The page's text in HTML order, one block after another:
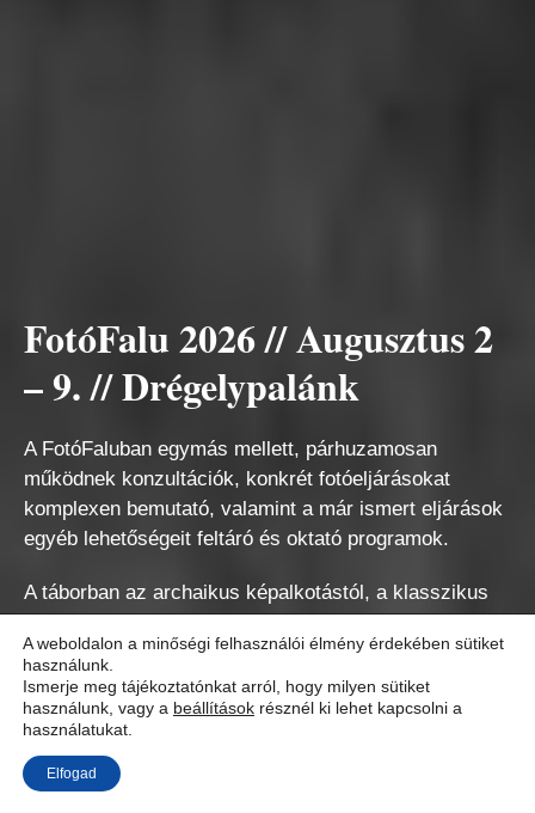
FotóFalu 2026 // Augusztus 2
– 9. // Drégelypalánk
A FotóFaluban egymás mellett, párhuzamosan
működnek konzultációk, konkrét fotóeljárásokat
komplexen bemutató, valamint a már ismert eljárások
egyéb lehetőségeit feltáró és oktató programok.
A táborban az archaikus képalkotástól, a klasszikus
analóg eljárásokon keresztül a digitális eszközökkel
való fényképezésig mindenki találhat érdeklődésének
megfelelő kurzust.
A weboldalon a minőségi felhasználói élmény érdekében sütiket
használunk.
Ismerje meg tájékoztatónkat arról, hogy milyen sütiket
használunk, vagy a beállítások résznél ki lehet kapcsolni a
használatukat.
Elfogad